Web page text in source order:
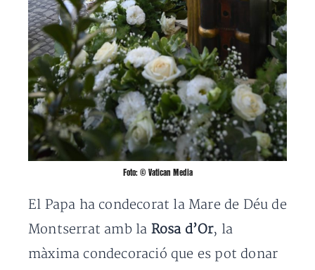
Foto: ©️ Vatican Media
El Papa ha condecorat la Mare de Déu de
Montserrat amb la Rosa d’Or, la
màxima condecoració que es pot donar